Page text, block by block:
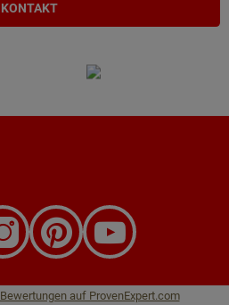
KONTAKT
Bewertungen auf ProvenExpert.com